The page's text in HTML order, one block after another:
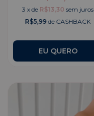
3 xde R$13,30 sem juros
R$5,99 de CASHBACK
EU QUERO